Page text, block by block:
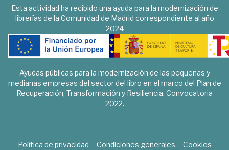
Esta actividad ha recibido una ayuda para la modernización de
librerías de la Comunidad de Madrid correspondiente al año
2024
Ayudas públicas para la modernización de las pequeñas y
medianas empresas del sector del libro en el marco del Plan de
Recuperación, Transformación y Resiliencia. Convocatoria
2022.
Política de privacidad Condiciones generales
Cookies